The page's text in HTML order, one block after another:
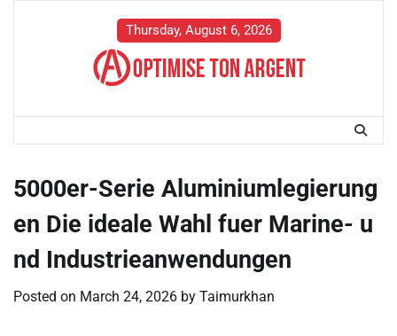
Thursday, August 6, 2026
5000er-Serie Aluminiumlegierung
en Die ideale Wahl fuer Marine- u
nd Industrieanwendungen
Posted on March 24, 2026 by Taimurkhan